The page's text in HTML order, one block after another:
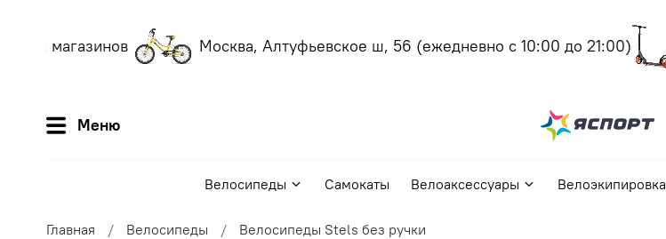
магазинов Москва, Алтуфьевское ш, 56(ежедневно с 10:00 до 21:00)
Меню
Велосипеды Самокаты Велоаксессуары Велоэкипировка
Главная Велосипеды Велосипеды Stels без ручки